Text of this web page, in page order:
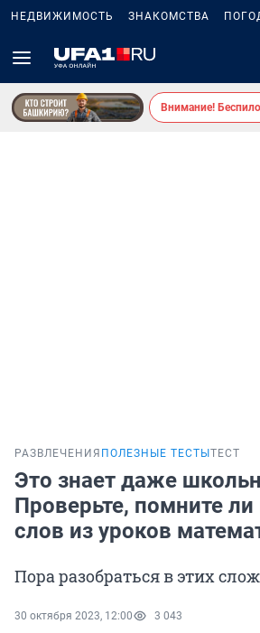
НЕДВИЖИМОСТЬ ЗНАКОМСТВА
Внимание!
РАЗВЛЕЧЕНИЯ ПОЛЕЗНЫЕ ТЕСТЫ ТЕСТ
Это знает даже
Проверьте, помните
слов из уроков
Пора разобраться в этих
30 октября 2023, 12:00 3 043